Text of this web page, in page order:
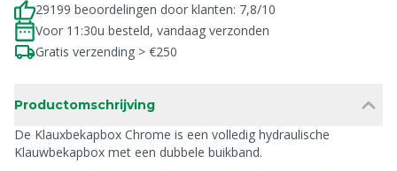
29199 beoordelingen door klanten: 7,8/10
Voor 11:30u besteld, vandaag verzonden
Gratis verzending > €250
Productomschrijving
De Klauxbekapbox Chrome is een volledig hydraulische
Klauwbekapbox met een dubbele buikband.